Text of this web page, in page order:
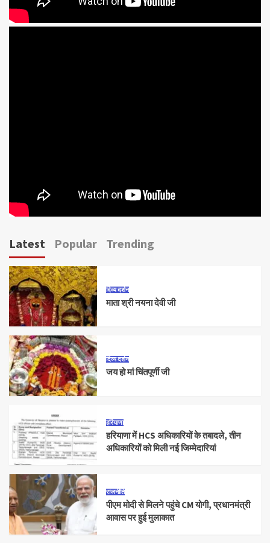
Latest Popular Trending
दिव्य दर्शन
माता श्री नयना देवी जी
दिव्य दर्शन
जय हो मां चिंतपूर्णी जी
हरियाणा
हरियाणा में HCS अधिकारियों के तबादले, तीन
अधिकारियों को मिली नई जिम्मेदारियां
राजनीति
पीएम मोदी से मिलने पहुंचे CM योगी, प्रधानमंत्री
आवास पर हुई मुलाकात